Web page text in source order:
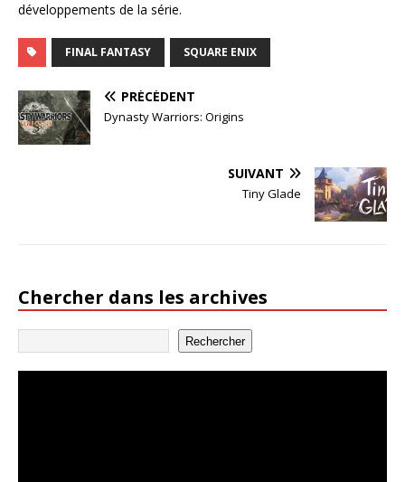
développements de la série.
FINAL FANTASY SQUARE ENIX
PRÉCÉDENT
Dynasty Warriors: Origins
SUIVANT
Tiny Glade
Chercher dans les archives
Rechercher